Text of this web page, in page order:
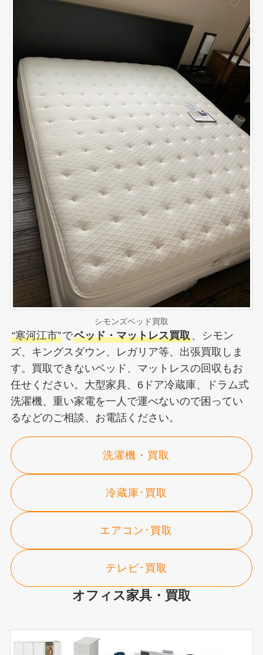
シモンズベッド買取
“寒河江市”でベッド・マットレス買取、シモン
ズ、キングスダウン、レガリア等、出張買取しま
す。買取できないベッド、マットレスの回収もお
任せください。大型家具、6ドア冷蔵庫、ドラム式
洗濯機、重い家電を一人で運べないので困ってい
るなどのご相談、お電話ください。
洗濯機・買取
冷蔵庫･買取
エアコン･買取
テレビ･買取
オフィス家具・買取